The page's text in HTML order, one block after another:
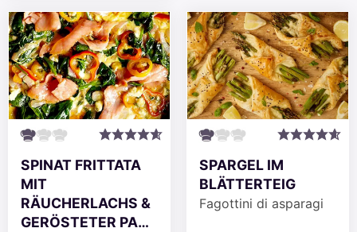
SPINAT FRITTATA
MIT
RÄUCHERLACHS &
GERÖSTETER PA…
SPARGEL IM
BLÄTTERTEIG
Fagottini di asparagi